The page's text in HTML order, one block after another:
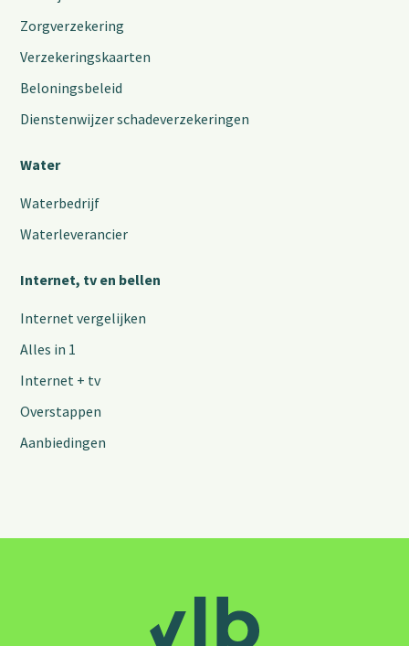
Zorgverzekering
Verzekeringskaarten
Beloningsbeleid
Dienstenwijzer schadeverzekeringen
Water
Waterbedrijf
Waterleverancier
Internet, tv en bellen
Internet vergelijken
Alles in 1
Internet + tv
Overstappen
Aanbiedingen